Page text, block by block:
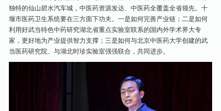
独特的仙山碧水汽车城，中医药资源发达、中医药全覆盖全省领先。十
堰市医药卫生系统要在三方面下功夫。一是如何完善产业链；二是如何
利用好武当特色中药研究湖北省重点实验室联系的国内外学术界大专
家，更好地为产业提供智力支撑；三是如何与北京中医药大学创建的武
当医药研究院、与湖北时珍实验室强强联合，共同进步。